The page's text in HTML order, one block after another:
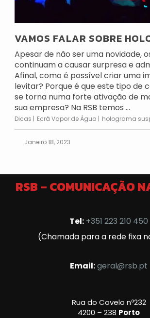
VAMOS FALAR SOBRE
Apesar de não ser uma novidade,
continuam a causar surpresa e
Afinal, como é possível criar uma
levitar? Porque é que este tipo de
se torna numa forte ativação de
sua empresa? Na RSB temos ...
Dicas Ecrã Vapor de Água holograma
Janeiro 18, 2023
RSB – COMUNICAÇÃO
Tel: +351 223 210 450
(Chamada para a rede fixa
Email:geral@rsb.pt
Rua do Covelo nº232
4200 – 238 Porto